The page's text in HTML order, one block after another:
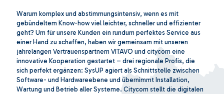
Warum komplex und abstimmungsintensiv, wenn es mit
gebündeltem Know-how viel leichter, schneller und effizienter
geht? Um für unsere Kunden ein rundum perfektes Service aus
einer Hand zu schaffen, haben wir gemeinsam mit unseren
jahrelangen Vertrauenspartnern VITAVO und citycom eine
innovative Kooperation gestartet – drei regionale Profis, die
sich perfekt ergänzen: SysUP agiert als Schnittstelle zwischen
Software- und Hardwareebene und übernimmt Installation,
Wartung und Betrieb aller Systeme. Citycom stellt die digitalen